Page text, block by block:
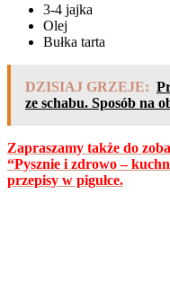
3-4 jajka
Olej
Bułka tarta
DZISIAJ GRZEJE:
ze schabu. Sposób na
Zapraszamy także do
“Pysznie i zdrowo –
przepisy w pigułce.